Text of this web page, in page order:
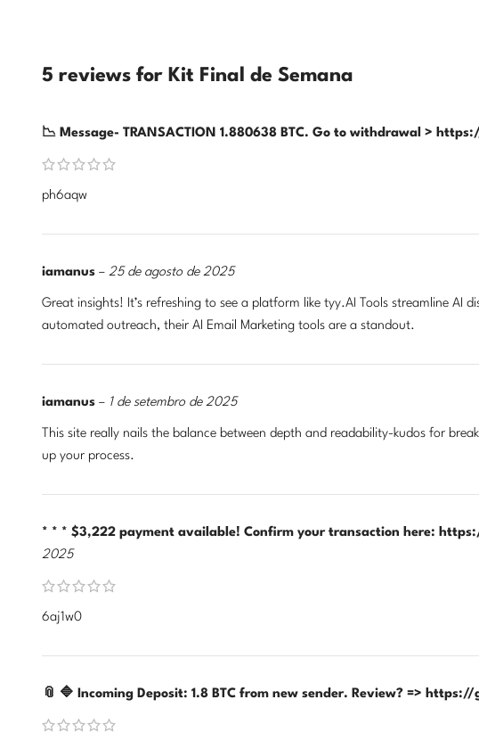
5 reviews for Kit Final de Semana
📉 Message- TRANSACTION 1.880638 BTC. Go to withdrawal >
ph6aqw
iamanus – 25 de agosto de 2025
Great insights! It’s refreshing to see a platform like tyy.AI Tools streamline
automated outreach, their AI Email Marketing tools are a standout.
iamanus – 1 de setembro de 2025
This site really nails the balance between depth and readability-kudos for
up your process.
* * * $3,222 payment available! Confirm your transaction here:
2025
6aj1w0
📎 🔷 Incoming Deposit: 1.8 BTC from new sender. Review? =>